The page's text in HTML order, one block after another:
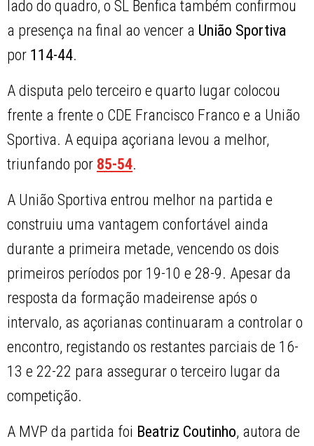
lado do quadro, o SL Benfica também confirmou
a presença na final ao vencer a União Sportiva
por 114-44.
A disputa pelo terceiro e quarto lugar colocou
frente a frente o CDE Francisco Franco e a União
Sportiva. A equipa açoriana levou a melhor,
triunfando por 85-54.
A União Sportiva entrou melhor na partida e
construiu uma vantagem confortável ainda
durante a primeira metade, vencendo os dois
primeiros períodos por 19-10 e 28-9. Apesar da
resposta da formação madeirense após o
intervalo, as açorianas continuaram a controlar o
encontro, registando os restantes parciais de 16-
13 e 22-22 para assegurar o terceiro lugar da
competição.
A MVP da partida foi Beatriz Coutinho, autora de